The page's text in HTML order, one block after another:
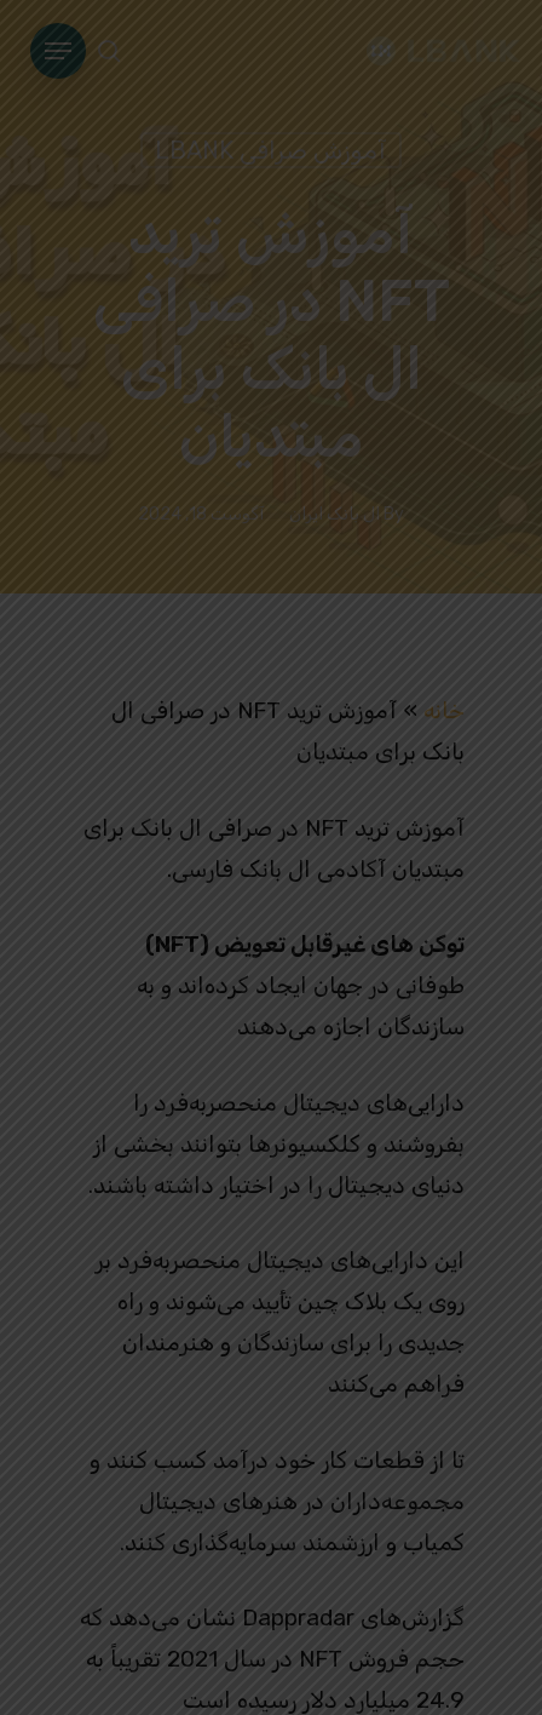
Menu
آموزش صرافی LBANK
آموزش ترید
NFT در صرافی
ال بانک برای
مبتدیان
By ال بانک ایران آگوست 18, 2024
خانه »
آموزش ترید NFT در صرافی ال
بانک برای مبتدیان
آموزش ترید NFT در صرافی ال بانک برای
مبتدیان آکادمی ال بانک فارسی.
توکن‌ های غیرقابل تعویض (NFT)
طوفانی در جهان ایجاد کرده‌اند و به
سازندگان اجازه می‌دهند
دارایی‌های دیجیتال منحصربه‌فرد را
بفروشند و کلکسیونرها بتوانند بخشی از
دنیای دیجیتال را در اختیار داشته باشند.
این دارایی‌های دیجیتال منحصربه‌فرد بر
روی یک بلاک چین تأیید می‌شوند و راه
جدیدی را برای سازندگان و هنرمندان
فراهم می‌کنند
تا از قطعات کار خود درآمد کسب کنند و
مجموعه‌داران در هنرهای دیجیتال
کمیاب و ارزشمند سرمایه‌گذاری کنند.
گزارش‌های Dappradar نشان می‌دهد که
حجم فروش NFT در سال 2021 تقریباً به
24.9 میلیارد دلار رسیده است